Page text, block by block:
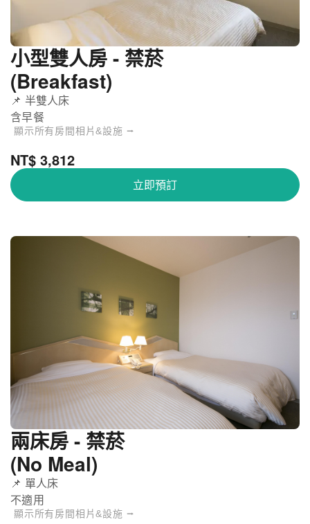
小型雙人房 - 禁菸
(Breakfast)
📌 半雙人床
含早餐
顯示所有房間相片&設施 ⭢
NT$ 3,812
立即預訂
兩床房 - 禁菸
(No Meal)
📌 單人床
不適用
顯示所有房間相片&設施 ⭢
新大阪華盛頓廣場飯店 - 小型雙人房 - 禁菸